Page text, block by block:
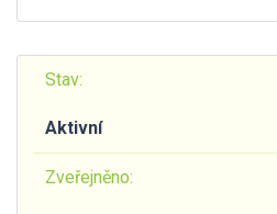
Stav:
Aktivní
Zveřejněno: